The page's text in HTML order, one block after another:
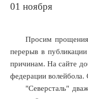
01 ноября
Просим
перерыв в
причинам. На сайте
федерации
"Северсталь"